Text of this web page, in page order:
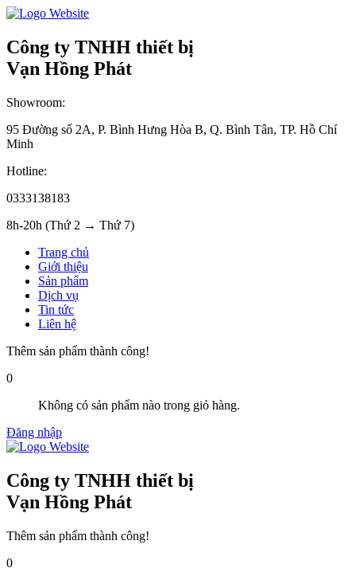
Công ty TNHH thiết bị
Vạn Hồng Phát
Showroom:
95 Đường số 2A, P. Bình Hưng Hòa B, Q. Bình Tân, TP. Hồ Chí
Minh
Hotline:
0333138183
8h-20h (Thứ 2 → Thứ 7)
Trang chủ
Giới thiệu
Sản phẩm
Dịch vụ
Tin tức
Liên hệ
Thêm sản phẩm thành công!
0
Không có sản phẩm nào trong giỏ hàng.
Đăng nhập
Công ty TNHH thiết bị
Vạn Hồng Phát
Thêm sản phẩm thành công!
0